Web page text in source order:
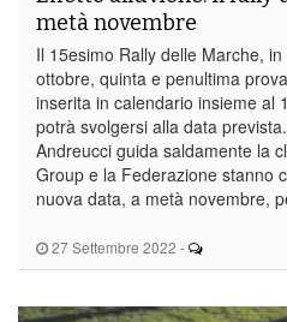
27 Settembre 2022 -
metà novembre
Il 15esimo Rally delle Marche,
ottobre, quinta e penultima
inserita in calendario insieme al
potrà svolgersi alla data
Andreucci guida saldamente la
Group e la Federazione stanno
nuova data, a metà novembre,